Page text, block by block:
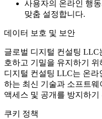
사용자의 온라인 행
맞춤 설정합니다.
데이터 보호 및 보안
글로벌 디지털 컨설팅 LLC
호하고 기밀을 유지하기
디지털 컨설팅 LLC는 온라
하는 최신 기술과 소프트
액세스 및 공개를 방지하
쿠키 정책